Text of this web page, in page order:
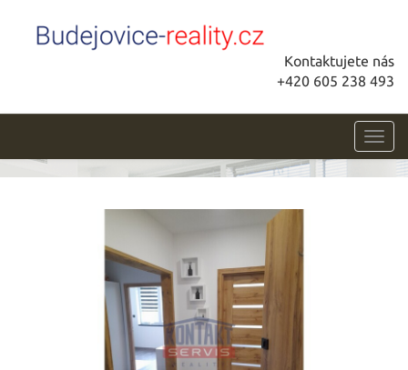
Kontaktujete nás
+420 605 238 493